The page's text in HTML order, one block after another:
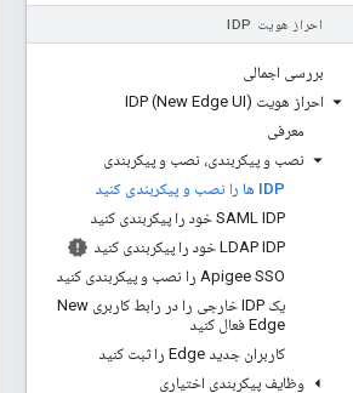
احراز هویت IDP
بررسی اجمالی
احراز هویت IDP (New Edge UI)
معرفی
نصب و پیکربندی، نصب و پیکربندی
IDP ها را نصب و پیکربندی کنید
SAML IDP خود را پیکربندی کنید
LDAP IDP خود را پیکربندی کنید
Apigee SSO را نصب و پیکربندی کنید
یک IDP خارجی را در رابط کاربری New
Edge فعال کنید
کاربران جدید Edge را ثبت کنید
وظایف پیکربندی اختیاری